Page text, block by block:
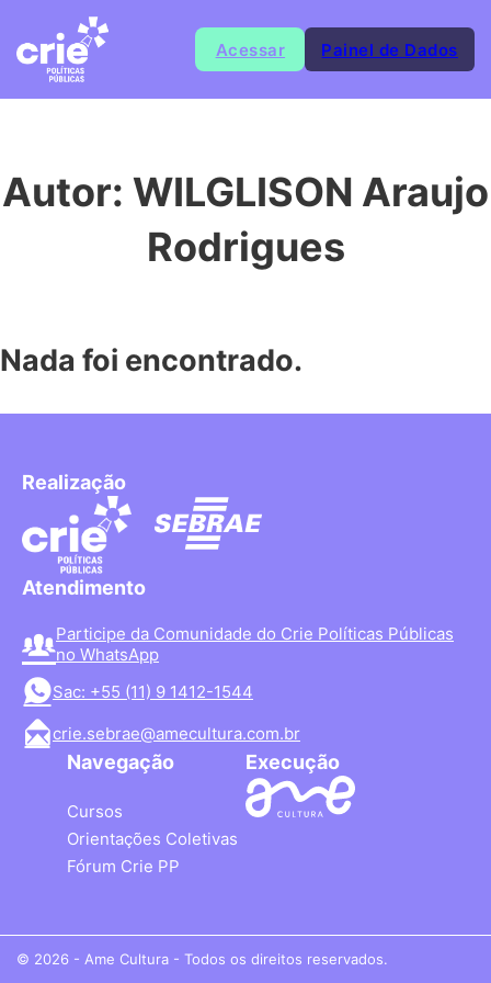
Acessar Painel de Dados
Autor: WILGLISON Araujo
Rodrigues
Nada foi encontrado.
Realização
Atendimento
Participe da Comunidade do Crie Políticas Públicas
no WhatsApp
Sac: +55 (11) 9 1412-1544
crie.sebrae@amecultura.com.br
Navegação
Cursos
Orientações Coletivas
Fórum Crie PP
Execução
© 2026 - Ame Cultura - Todos os direitos reservados.